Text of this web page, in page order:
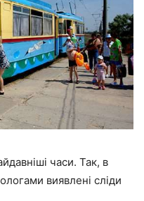
часи. Так, в
виявлені сліди